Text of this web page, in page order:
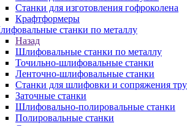
Станки для изготовления гофроколена
Крафтформеры
станки по металлу
Назад
Шлифовальные станки по металлу
Точильно-шлифовальные станки
Ленточно-шлифовальные станки
Станки для шлифовки и сопряжения
Заточные станки
Шлифовально-полировальные станки
Полировальные станки